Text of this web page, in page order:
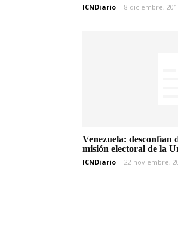
ICNDiario - 8 diciembre,
Venezuela: desconfían
misión electoral de la
ICNDiario - 22 noviembre,